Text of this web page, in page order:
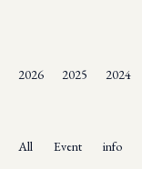
2026 2025 2024
All
Event info